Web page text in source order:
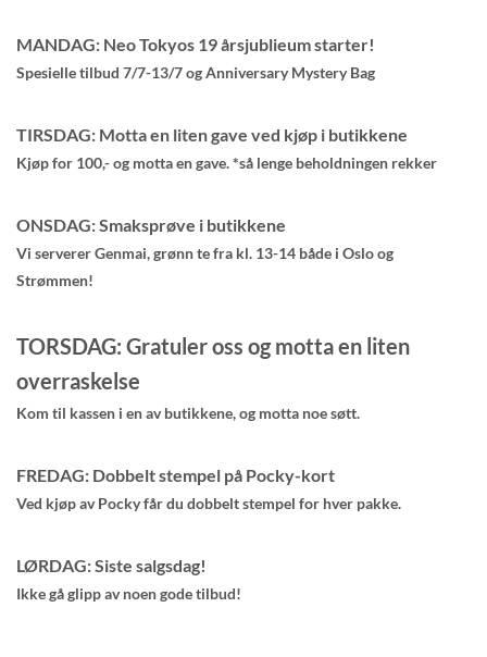
MANDAG: Neo Tokyos 19 årsjublieum starter!
Spesielle tilbud 7/7-13/7 og Anniversary Mystery Bag
TIRSDAG: Motta en liten gave ved kjøp i butikkene
Kjøp for 100,- og motta en gave. *så lenge beholdningen rekker
ONSDAG: Smaksprøve i butikkene
Vi serverer Genmai, grønn te fra kl. 13-14 både i Oslo og
Strømmen!
TORSDAG: Gratuler oss og motta en liten
overraskelse
Kom til kassen i en av butikkene, og motta noe søtt.
FREDAG: Dobbelt stempel på Pocky-kort
Ved kjøp av Pocky får du dobbelt stempel for hver pakke.
LØRDAG: Siste salgsdag!
Ikke gå glipp av noen gode tilbud!